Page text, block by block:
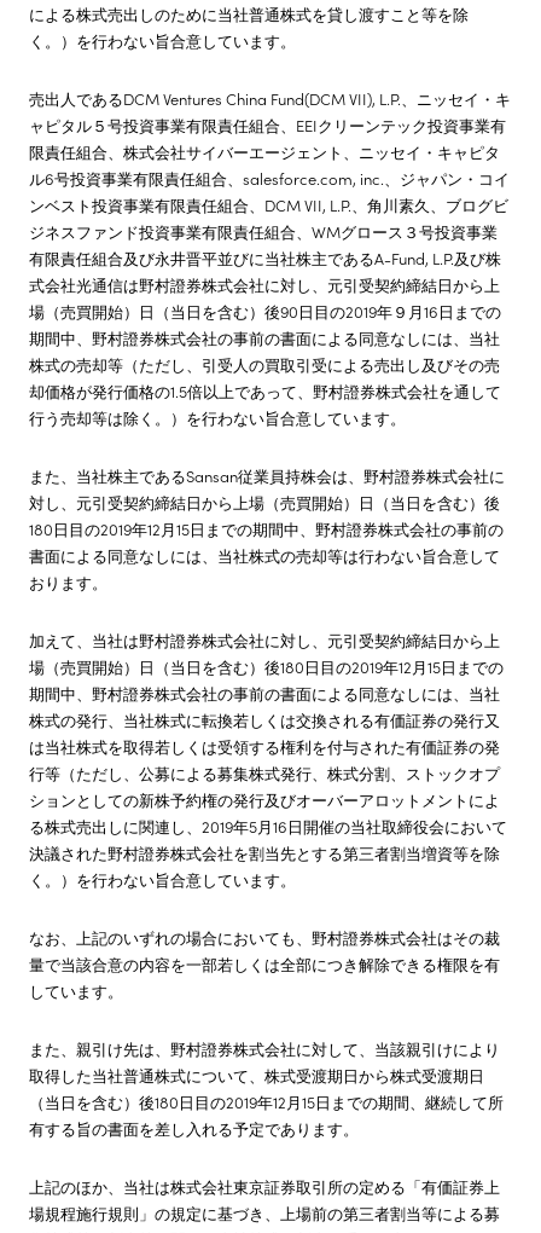
による株式売出しのために当社普通株式を貸し渡すこと等を除
く。）を行わない旨合意しています。
売出人であるDCM Ventures China Fund(DCM VII), L.P.、ニッセイ・キ
ャピタル５号投資事業有限責任組合、EEIクリーンテック投資事業有
限責任組合、株式会社サイバーエージェント、ニッセイ・キャピタ
ル6号投資事業有限責任組合、salesforce.com, inc.、ジャパン・コイ
ンベスト投資事業有限責任組合、DCM VII, L.P.、角川素久、ブログビ
ジネスファンド投資事業有限責任組合、WMグロース３号投資事業
有限責任組合及び永井晋平並びに当社株主であるA-Fund, L.P.及び株
式会社光通信は野村證券株式会社に対し、元引受契約締結日から上
場（売買開始）日（当日を含む）後90日目の2019年９月16日までの
期間中、野村證券株式会社の事前の書面による同意なしには、当社
株式の売却等（ただし、引受人の買取引受による売出し及びその売
却価格が発行価格の1.5倍以上であって、野村證券株式会社を通して
行う売却等は除く。）を行わない旨合意しています。
また、当社株主であるSansan従業員持株会は、野村證券株式会社に
対し、元引受契約締結日から上場（売買開始）日（当日を含む）後
180日目の2019年12月15日までの期間中、野村證券株式会社の事前の
書面による同意なしには、当社株式の売却等は行わない旨合意して
おります。
加えて、当社は野村證券株式会社に対し、元引受契約締結日から上
場（売買開始）日（当日を含む）後180日目の2019年12月15日までの
期間中、野村證券株式会社の事前の書面による同意なしには、当社
株式の発行、当社株式に転換若しくは交換される有価証券の発行又
は当社株式を取得若しくは受領する権利を付与された有価証券の発
行等（ただし、公募による募集株式発行、株式分割、ストックオプ
ションとしての新株予約権の発行及びオーバーアロットメントによ
る株式売出しに関連し、2019年5月16日開催の当社取締役会において
決議された野村證券株式会社を割当先とする第三者割当増資等を除
く。）を行わない旨合意しています。
なお、上記のいずれの場合においても、野村證券株式会社はその裁
量で当該合意の内容を一部若しくは全部につき解除できる権限を有
しています。
また、親引け先は、野村證券株式会社に対して、当該親引けにより
取得した当社普通株式について、株式受渡期日から株式受渡期日
（当日を含む）後180日目の2019年12月15日までの期間、継続して所
有する旨の書面を差し入れる予定であります。
上記のほか、当社は株式会社東京証券取引所の定める「有価証券上
場規程施行規則」の規定に基づき、上場前の第三者割当等による募